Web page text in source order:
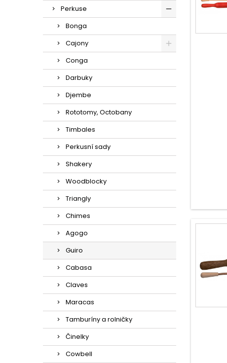
Perkuse
Bonga
Cajony
Conga
Darbuky
Djembe
Rototomy, Octobany
Timbales
Perkusní sady
Shakery
Woodblocky
Triangly
Chimes
Agogo
Guiro
Cabasa
Claves
Maracas
Tamburíny a rolničky
Činelky
Cowbell